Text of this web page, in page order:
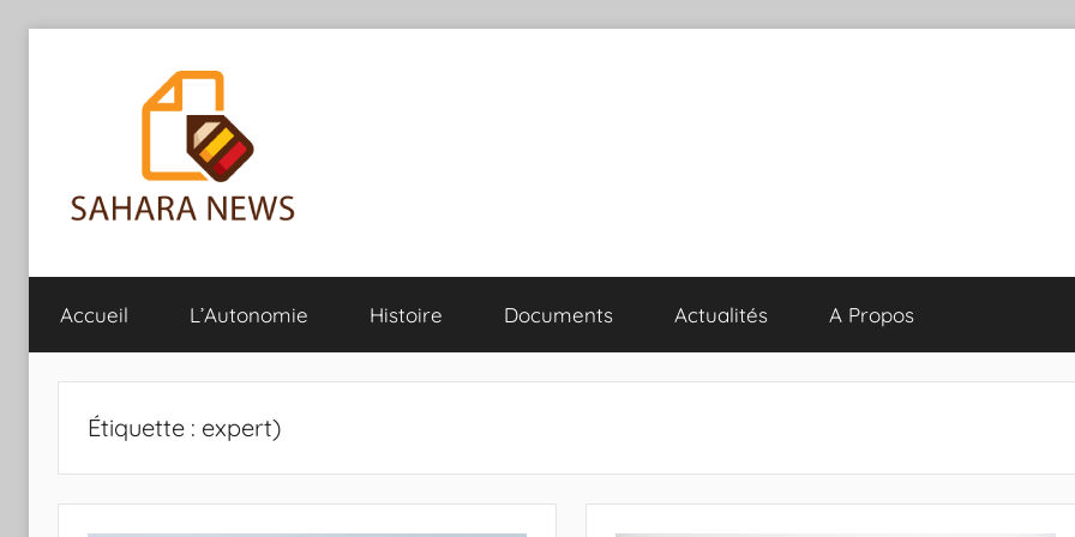
Sahara
News
l'info
sur
Accueil L’Autonomie Histoire Documents Actualités A Propos
Étiquette : expert)